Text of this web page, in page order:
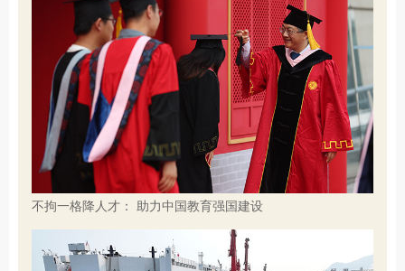
不拘一格降人才： 助力中国教育强国建设